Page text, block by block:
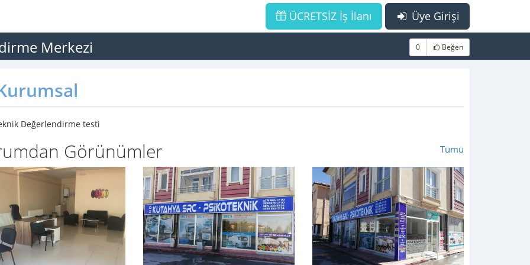
Üye Girişi
ÜCRETSİZ İş İlanı
Merkezi 0 Beğen
Değerlendirme testi
Görünümler Tümü